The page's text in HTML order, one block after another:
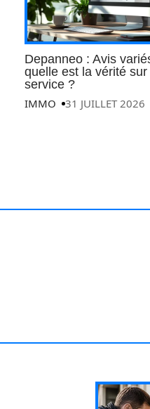
Depanneo : Avis
quelle est la vérité sur
service ?
IMMO
31 JUILLET 2026